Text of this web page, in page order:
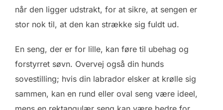
når den ligger udstrakt, for at sikre, at sengen er
stor nok til, at den kan strække sig fuldt ud.
En seng, der er for lille, kan føre til ubehag og
forstyrret søvn. Overvej også din hunds
sovestilling; hvis din labrador elsker at krølle sig
sammen, kan en rund eller oval seng være ideel,